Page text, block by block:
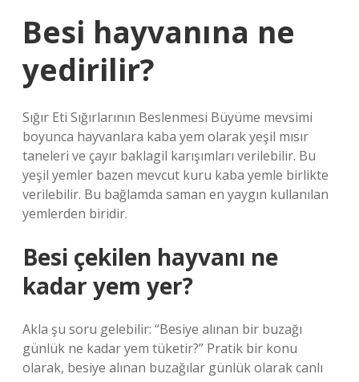
Besi hayvanına ne
yedirilir?
Sığır Eti Sığırlarının Beslenmesi Büyüme mevsimi
boyunca hayvanlara kaba yem olarak yeşil mısır
taneleri ve çayır baklagil karışımları verilebilir. Bu
yeşil yemler bazen mevcut kuru kaba yemle birlikte
verilebilir. Bu bağlamda saman en yaygın kullanılan
yemlerden biridir.
Besi çekilen hayvanı ne
kadar yem yer?
Akla şu soru gelebilir: “Besiye alınan bir buzağı
günlük ne kadar yem tüketir?” Pratik bir konu
olarak, besiye alınan buzağılar günlük olarak canlı